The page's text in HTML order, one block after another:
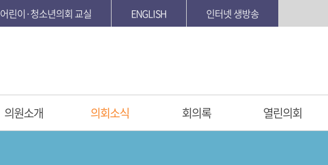
어린이·청소년의회 교실 ENGLISH 인터넷 생방송
의원소개 의회소식 회의록 열린의회